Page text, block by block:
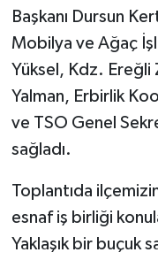
Başkanı Dursun
Mobilya ve Ağaç
Yüksel, Kdz. Ereğli
Yalman, Erbirlik
ve TSO Genel
sağladı.
Toplantıda
esnaf iş birliği
Yaklaşık bir buçuk